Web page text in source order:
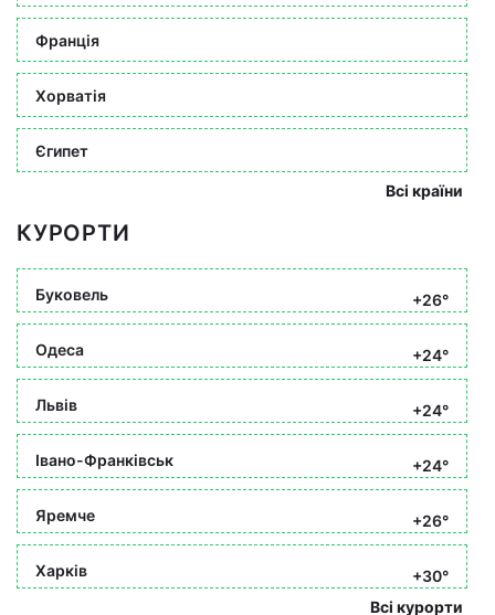
Франція
Хорватія
Єгипет
Всі країни
КУРОРТИ
Буковель +26°
Одеса +24°
Львів +24°
Івано-Франківськ +24°
Яремче +26°
Харків
+30°
Всі курорти